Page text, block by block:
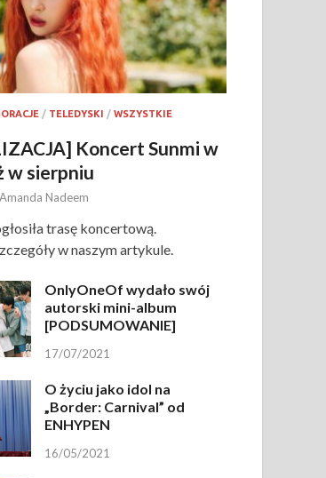
/ TELEDYSKI /WSZYSTKIE
Koncert Sunmi w
w sierpniu
Amanda Nadeem
trasę koncertową.
w naszym artykule.
OnlyOneOf wydało swój
autorski mini-album
[PODSUMOWANIE]
17/07/2021
O życiu jako idol na
„Border: Carnival” od
ENHYPEN
16/05/2021